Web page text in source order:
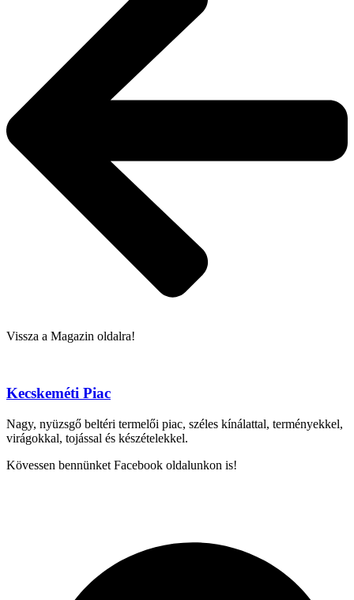
Vissza a Magazin oldalra!
Kecskeméti Piac
Nagy, nyüzsgő beltéri termelői piac, széles kínálattal, terményekkel,
virágokkal, tojással és készételekkel.
Kövessen bennünket Facebook oldalunkon is!